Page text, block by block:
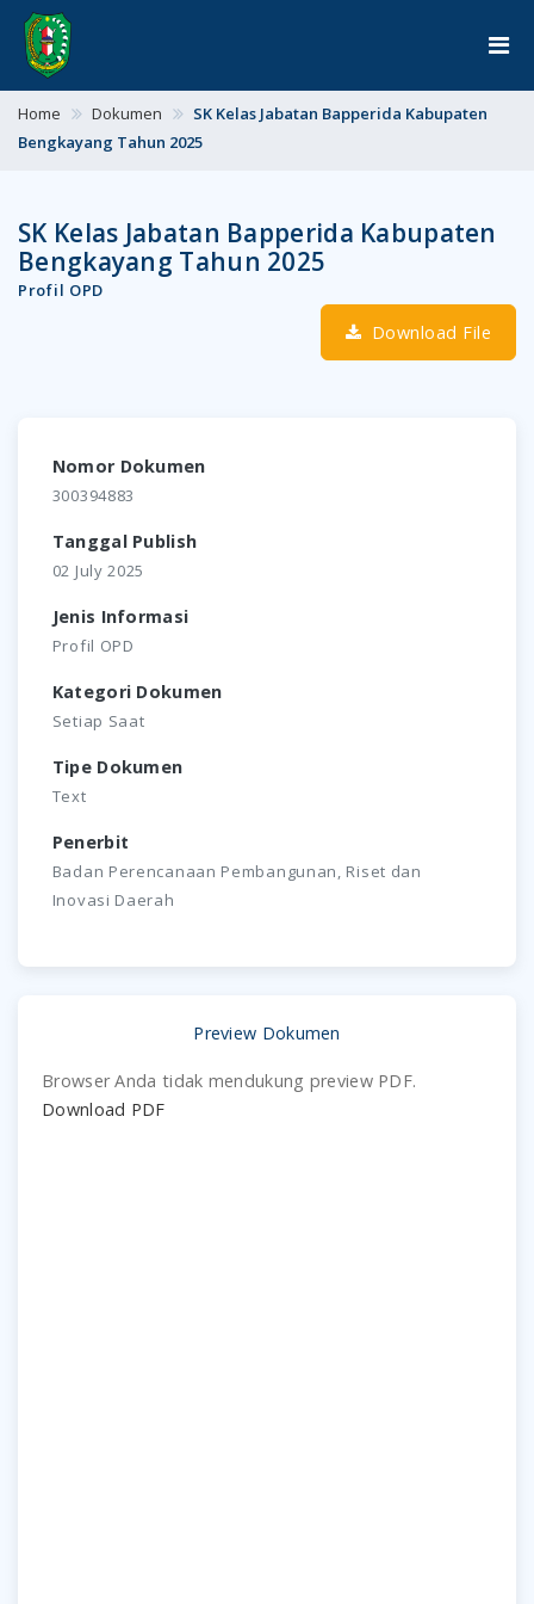
Home Dokumen
SK Kelas Jabatan Bapperida Kabupaten
Bengkayang Tahun 2025
SK Kelas Jabatan Bapperida Kabupaten
Bengkayang Tahun 2025
Profil OPD
Download File
Nomor Dokumen
300394883
Tanggal Publish
02 July 2025
Jenis Informasi
Profil OPD
Kategori Dokumen
Setiap Saat
Tipe Dokumen
Text
Penerbit
Badan Perencanaan Pembangunan, Riset dan
Inovasi Daerah
Preview Dokumen
Browser Anda tidak mendukung preview PDF.
Download PDF